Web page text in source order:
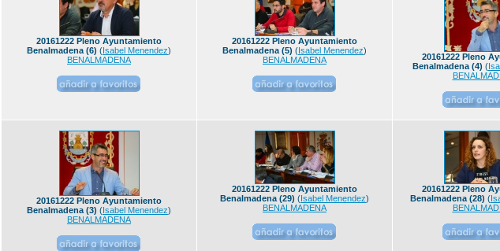
20161222 Pleno Ayuntamiento
Benalmadena (6) (Isabel Menendez)
BENALMADENA
20161222 Pleno Ayuntamiento
Benalmadena (5) (Isabel Menendez)
BENALMADENA
20161222 Pleno
Benalmadena (4) (
20161222 Pleno Ayuntamiento
Benalmadena (3) (Isabel Menendez)
BENALMADENA
20161222 Pleno Ayuntamiento
Benalmadena (29) (Isabel Menendez)
BENALMADENA
20161222 Pleno
Benalmadena (28) (